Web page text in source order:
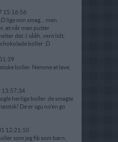
15:16:56
lige min smag... men
at når man putter
det :( sååh, vent lidt,
chokolade boller :D
boller. Nemme at lave,
13:57:34
herlige boller. de smagte
De er sgu no'en go
12:21:10
som jeg fik som barn,